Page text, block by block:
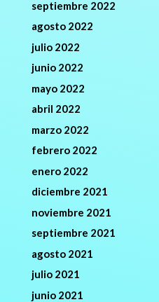
septiembre 2022
agosto 2022
julio 2022
junio 2022
mayo 2022
abril 2022
marzo 2022
febrero 2022
enero 2022
diciembre 2021
noviembre 2021
septiembre 2021
agosto 2021
julio 2021
junio 2021